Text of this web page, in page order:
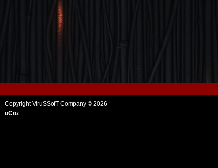
Copyright ViruSSofT Company © 2026
uCoz